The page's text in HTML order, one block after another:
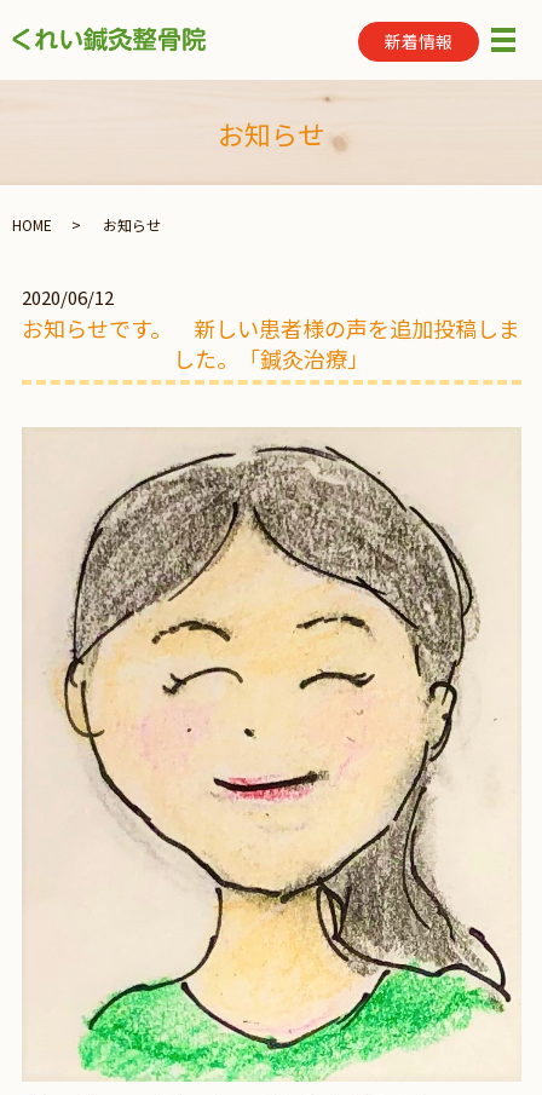
新着情報 メ
お知らせ
HOME お知らせ
2020/06/12
お知らせです。 新しい患者様の声を追加投稿しま
した。「鍼灸治療」